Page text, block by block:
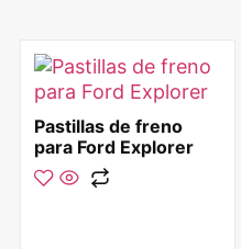
Pastillas de freno
para Ford Explorer